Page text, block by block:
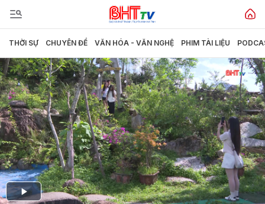
THỜI SỰ CHUYÊN ĐỀ VĂN HÓA - VĂN NGHỆ PHIM TÀI LIỆU